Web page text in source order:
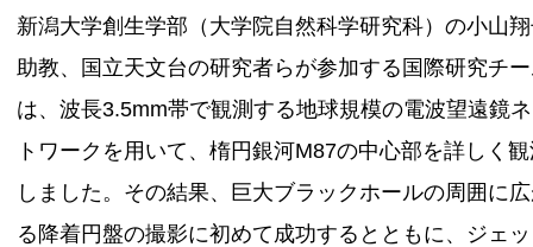
新潟大学創生学部（大学院自然科学研究科）の小山
助教、国立天文台の研究者らが参加する国際研究チ
は、波長3.5mm帯で観測する地球規模の電波望遠鏡
トワークを用いて、楕円銀河M87の中心部を詳しく
しました。その結果、巨大ブラックホールの周囲に
る降着円盤の撮影に初めて成功するとともに、ジェ